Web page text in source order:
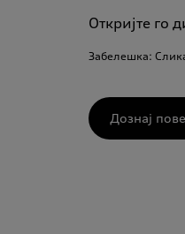
Откријте го
Забелешка:
Дознај